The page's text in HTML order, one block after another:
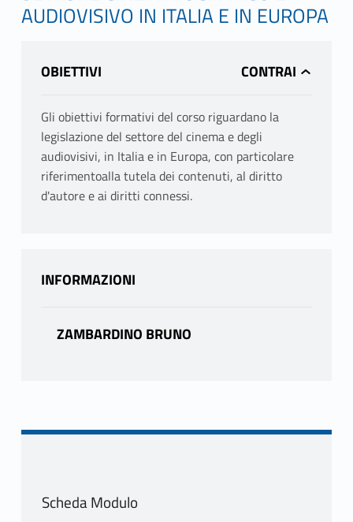
AUDIOVISIVO IN ITALIA E IN EUROPA
OBIETTIVI
Gli obiettivi formativi del corso riguardano la
legislazione del settore del cinema e degli
audiovisivi, in Italia e in Europa, con particolare
riferimentoalla tutela dei contenuti, al diritto
d'autore e ai diritti connessi.
INFORMAZIONI
ZAMBARDINO BRUNO
Scheda Modulo